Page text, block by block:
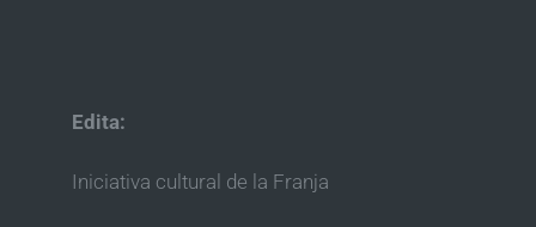
Edita:
Iniciativa cultural de la Franja